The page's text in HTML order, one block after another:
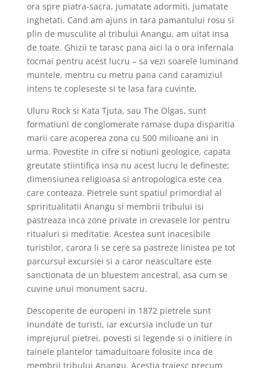
ora spre piatra-sacra, jumatate adormiti, jumatate
inghetati. Cand am ajuns in tara pamantului rosu si
plin de musculite al tribului Anangu, am uitat insa
de toate. Ghizii te tarasc pana aici la o ora infernala
tocmai pentru acest lucru – sa vezi soarele luminand
muntele, mentru cu metru pana cand caramiziul
intens te copleseste si te lasa fara cuvinte.
Uluru Rock si Kata Tjuta, sau The Olgas, sunt
formatiuni de conglomerate ramase dupa disparitia
marii care acoperea zona cu 500 milioane ani in
urma. Povestite in cifre si notiuni geologice, capata
greutate stiintifica insa nu acest lucru le defineste;
dimensiunea religioasa si antropologica este cea
care conteaza. Pietrele sunt spatiul primordial al
spriritualitatii Anangu si membrii tribului isi
pastreaza inca zone private in crevasele lor pentru
ritualuri si meditatie. Acestea sunt inacesibile
turistilor, carora li se cere sa pastreze linistea pe tot
parcursul excursiei si a caror neascultare este
sanctionata de un bluestem ancestral, asa cum se
cuvine unui monument sacru.
Descoperite de europeni in 1872 pietrele sunt
inundate de turisti, iar excursia include un tur
imprejurul pietrei, povesti si legende si o initiere in
tainele plantelor tamaduitoare folosite inca de
membrii tribului Anangu. Acestia traiesc precum